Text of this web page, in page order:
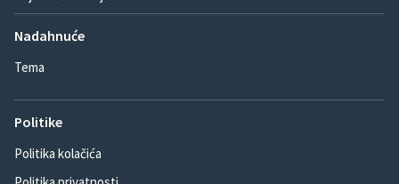
Nadahnuće
Tema
Politike
Politika kolačića